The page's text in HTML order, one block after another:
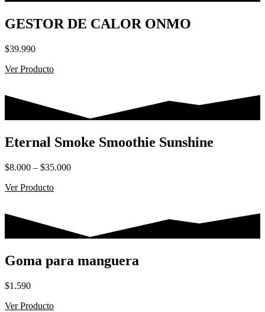
GESTOR DE CALOR ONMO
$39.990
Ver Producto
Eternal Smoke Smoothie Sunshine
$8.000 – $35.000Rango
$35.000
Ver Producto
Goma para manguera
$1.590
Ver Producto